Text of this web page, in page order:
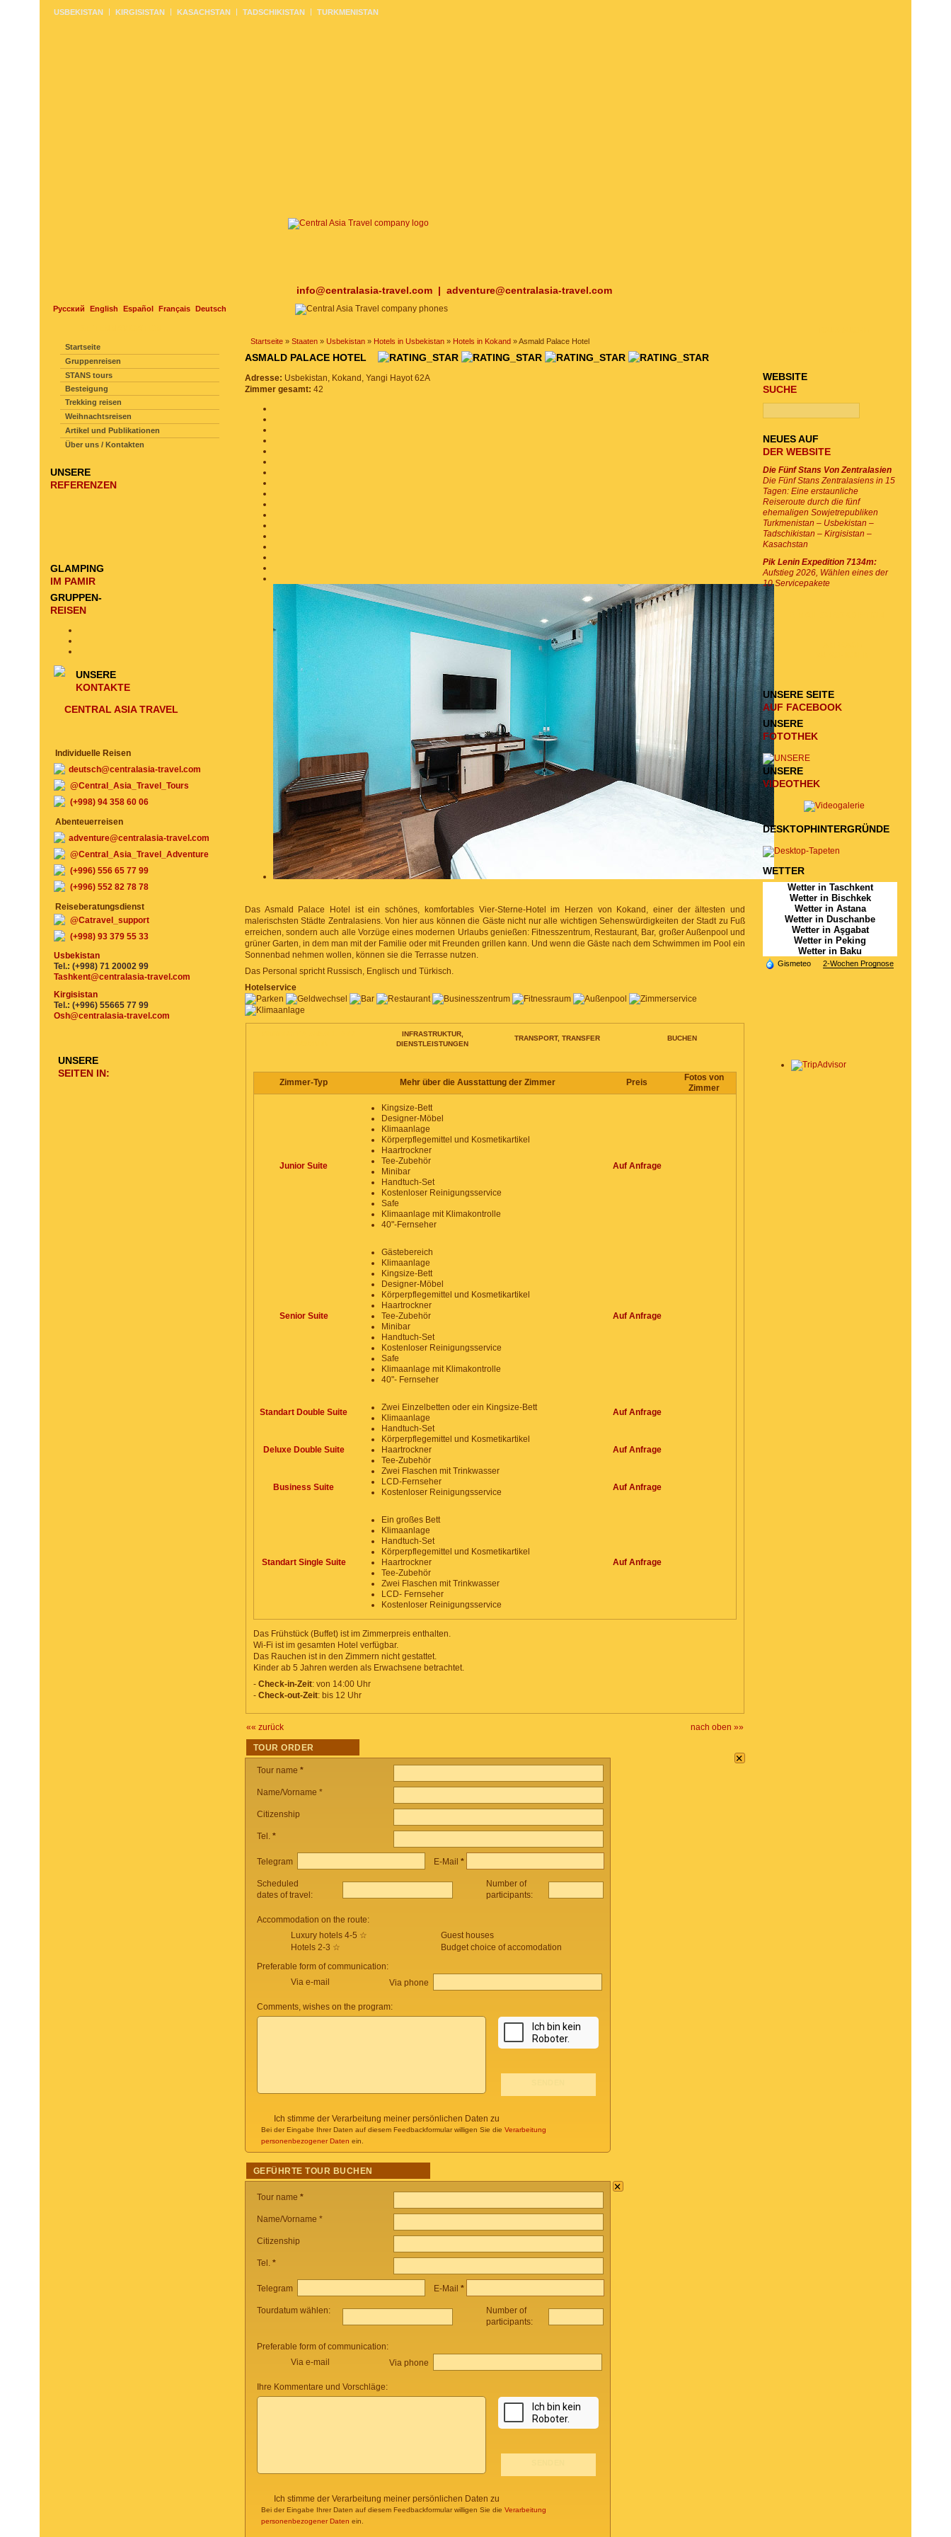
info@centralasia-travel.com | adventure@centralasia-travel.com
Русский English Español Français Deutsch
USBEKISTAN KIRGISISTAN KASACHSTAN TADSCHIKISTAN TURKMENISTAN
Startseite » Staaten » Usbekistan » Hotels in Usbekistan » Hotels in Kokand » Asmald Palace Hotel
ASMALD PALACE HOTEL
Adresse: Usbekistan, Kokand, Yangi Hayot 62A
Zimmer gesamt: 42
Das Asmald Palace Hotel ist ein schönes, komfortables Vier-Sterne-Hotel im Herzen von Kokand, einer der ältesten und
malerischsten Städte Zentralasiens. Von hier aus können die Gäste nicht nur alle wichtigen Sehenswürdigkeiten der Stadt zu Fuß
erreichen, sondern auch alle Vorzüge eines modernen Urlaubs genießen: Fitnesszentrum, Restaurant, Bar, großer Außenpool und
grüner Garten, in dem man mit der Familie oder mit Freunden grillen kann. Und wenn die Gäste nach dem Schwimmen im Pool ein
Sonnenbad nehmen wollen, können sie die Terrasse nutzen.
Das Personal spricht Russisch, Englisch und Türkisch.
Hotelservice
INFRASTRUKTUR,
DIENSTLEISTUNGEN
TRANSPORT, TRANSFER BUCHEN
Zimmer-Typ Mehr über die Ausstattung der Zimmer Preis
Fotos von
Zimmer
Junior Suite
Kingsize-Bett
Designer-Möbel
Klimaanlage
Körperpflegemittel und Kosmetikartikel
Haartrockner
Tee-Zubehör
Minibar
Handtuch-Set
Kostenloser Reinigungsservice
Safe
Klimaanlage mit Klimakontrolle
40"-Fernseher
Auf Anfrage
Senior Suite
Gästebereich
Klimaanlage
Kingsize-Bett
Designer-Möbel
Körperpflegemittel und Kosmetikartikel
Haartrockner
Tee-Zubehör
Minibar
Handtuch-Set
Kostenloser Reinigungsservice
Safe
Klimaanlage mit Klimakontrolle
40"- Fernseher
Auf Anfrage
Standart Double Suite
Zwei Einzelbetten oder ein Kingsize-Bett
Klimaanlage
Handtuch-Set
Körperpflegemittel und Kosmetikartikel
Haartrockner
Tee-Zubehör
Zwei Flaschen mit Trinkwasser
LCD-Fernseher
Kostenloser Reinigungsservice
Auf Anfrage
Deluxe Double Suite Auf Anfrage
Business Suite Auf Anfrage
Standart Single Suite
Ein großes Bett
Klimaanlage
Handtuch-Set
Körperpflegemittel und Kosmetikartikel
Haartrockner
Tee-Zubehör
Zwei Flaschen mit Trinkwasser
LCD- Fernseher
Kostenloser Reinigungsservice
Auf Anfrage
Das Frühstück (Buffet) ist im Zimmerpreis enthalten.
Wi-Fi ist im gesamten Hotel verfügbar.
Das Rauchen ist in den Zimmern nicht gestattet.
Kinder ab 5 Jahren werden als Erwachsene betrachtet.
- Check-in-Zeit: von 14:00 Uhr
- Check-out-Zeit: bis 12 Uhr
«« zurück nach oben »»
TOUR ORDER ×
Tour name *
Name/Vorname *
Citizenship
Tel. *
Telegram E-Mail *
Scheduled
dates of travel:
Number of
participants:
Accommodation on the route:
Luxury hotels 4-5 ☆
Hotels 2-3 ☆
Guest houses
Budget choice of accomodation
Preferable form of communication:
Via e-mail
Via phone
Comments, wishes on the program:
Ich stimme der Verarbeitung meiner persönlichen Daten zu
Bei der Eingabe Ihrer Daten auf diesem Feedbackformular willigen Sie die Verarbeitung
personenbezogener Daten ein.
GEFÜHRTE TOUR BUCHEN
×
Tour name *
Name/Vorname *
Citizenship
Tel. *
Telegram E-Mail *
Tourdatum wählen:
Number of
participants:
Preferable form of communication:
Via e-mail
Via phone
Ihre Kommentare und Vorschläge:
Ich stimme der Verarbeitung meiner persönlichen Daten zu
Bei der Eingabe Ihrer Daten auf diesem Feedbackformular willigen Sie die Verarbeitung
personenbezogener Daten ein.
Startseite
Gruppenreisen
STANS tours
Besteigung
Trekking reisen
Weihnachtsreisen
Artikel und Publikationen
Über uns / Kontakten
UNSERE
REFERENZEN
GLAMPING
IM PAMIR
GRUPPEN-
REISEN
UNSERE
KONTAKTE
CENTRAL ASIA TRAVEL
Individuelle Reisen
deutsch@centralasia-travel.com
@Central_Asia_Travel_Tours
(+998) 94 358 60 06
Abenteuerreisen
adventure@centralasia-travel.com
@Central_Asia_Travel_Adventure
(+996) 556 65 77 99
(+996) 552 82 78 78
Reiseberatungsdienst
@Catravel_support
(+998) 93 379 55 33
Usbekistan
Tel.: (+998) 71 20002 99
Tashkent@centralasia-travel.com
Kirgisistan
Tel.: (+996) 55665 77 99
Osh@centralasia-travel.com
UNSERE
SEITEN IN:
WEBSITE
SUCHE
NEUES AUF
DER WEBSITE
Die Fünf Stans Von Zentralasien
Die Fünf Stans Zentralasiens in 15
Tagen: Eine erstaunliche
Reiseroute durch die fünf
ehemaligen Sowjetrepubliken
Turkmenistan – Usbekistan –
Tadschikistan – Kirgisistan –
Kasachstan
Pik Lenin Expedition 7134m:
Aufstieg 2026, Wählen eines der
10 Servicepakete
UNSERE SEITE
AUF FACEBOOK
UNSERE
FOTOTHEK
UNSERE
VIDEOTHEK
DESKTOPHINTERGRÜNDE
WETTER
Wetter in Taschkent
Wetter in Bischkek
Wetter in Astana
Wetter in Duschanbe
Wetter in Aşgabat
Wetter in Peking
Wetter in Baku
Gismeteo 2-Wochen Prognose